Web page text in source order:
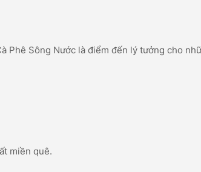
Phê Sông Nước là điểm đến lý tưởng cho
miền quê.